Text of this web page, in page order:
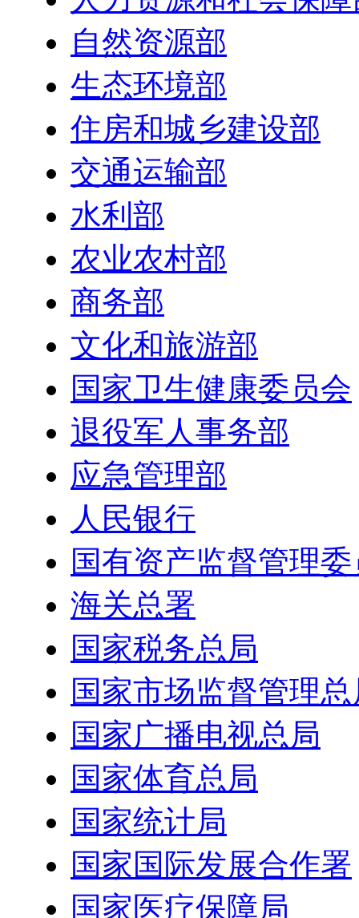
自然资源部
生态环境部
住房和城乡建设部
交通运输部
水利部
农业农村部
商务部
文化和旅游部
国家卫生健康委员会
退役军人事务部
应急管理部
人民银行
国有资产监督管理
海关总署
国家税务总局
国家市场监督管理
国家广播电视总局
国家体育总局
国家统计局
国家国际发展合作署
国家医疗保障局